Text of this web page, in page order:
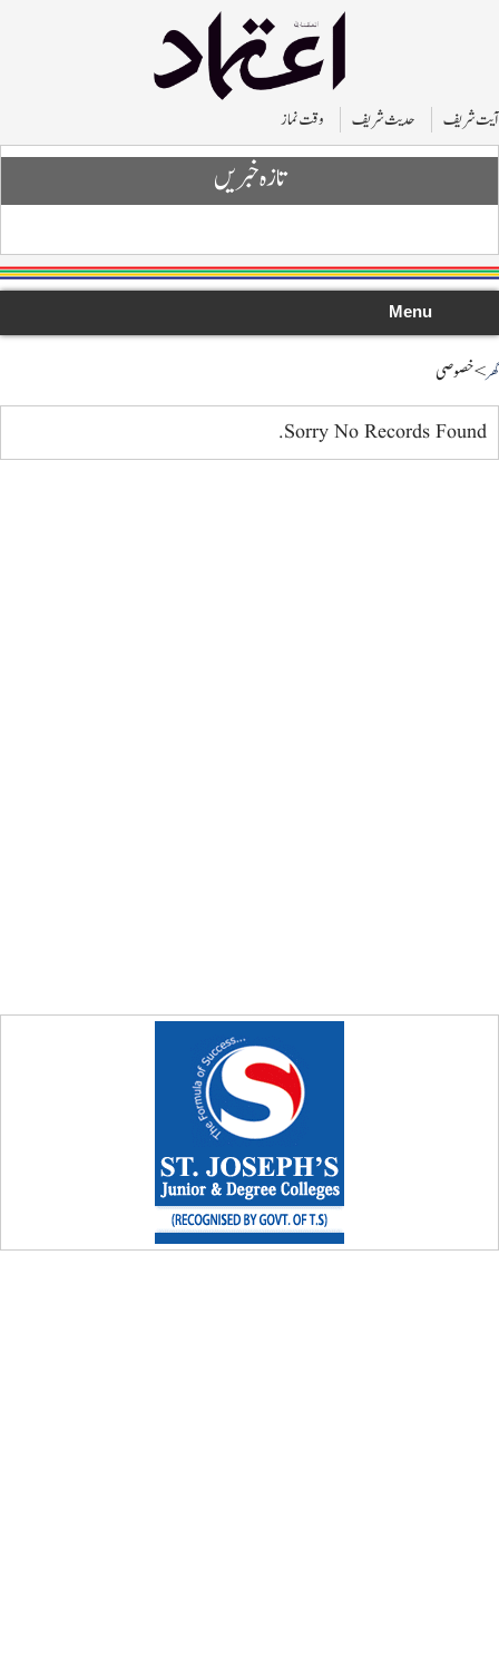
شریف حدیث شریف وقت نماز
تازہ خبریں
Menu
خصوصی
Sorry No Records